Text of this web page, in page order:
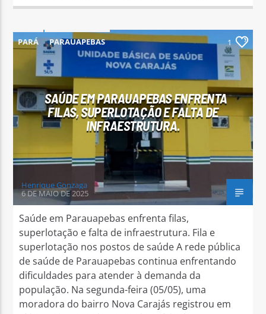
PARÁ PARAUAPEBAS 1
SAÚDE EM PARAUAPEBAS ENFRENTA
FILAS, SUPERLOTAÇÃO E FALTA DE
INFRAESTRUTURA.
Henrique Gonzaga
6 DE MAIO DE 2025
Saúde em Parauapebas enfrenta filas,
superlotação e falta de infraestrutura. Fila e
superlotação nos postos de saúde A rede pública
de saúde de Parauapebas continua enfrentando
dificuldades para atender à demanda da
população. Na segunda-feira (05/05), uma
moradora do bairro Nova Carajás registrou em